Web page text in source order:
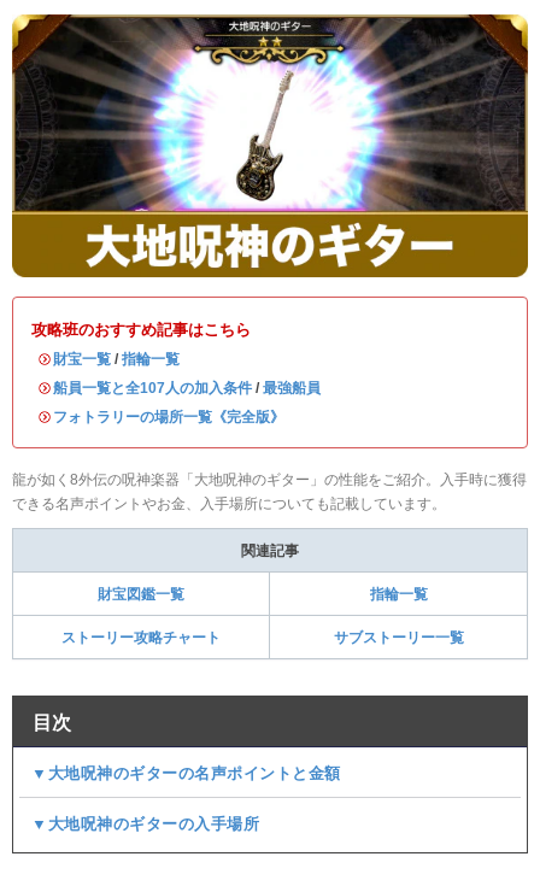
攻略班のおすすめ記事はこちら
・ 財宝一覧 / 指輪一覧
・船員一覧と全107人の加入条件 / 最強船員
・ フォトラリーの場所一覧《完全版》
龍が如く8外伝の呪神楽器「大地呪神のギター」の性能をご紹介。入手時に獲得
できる名声ポイントやお金、入手場所についても記載しています。
関連記事
財宝図鑑一覧 指輪一覧
ストーリー攻略チャート サブストーリー一覧
目次
▼大地呪神のギターの名声ポイントと金額
▼大地呪神のギターの入手場所